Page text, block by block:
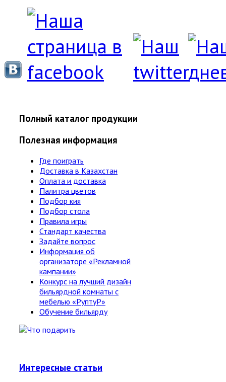
Полный каталог продукции
Полезная информация
Где поиграть
Доставка в Казахстан
Оплата и доставка
Палитра цветов
Подбор кия
Подбор стола
Правила игры
Стандарт качества
Задайте вопрос
Информация об
организаторе «Рекламной
кампании»
Конкурс на лучший дизайн
бильярдной комнаты с
мебелью «РуптуР»
Обучение бильярду
Интересные статьи